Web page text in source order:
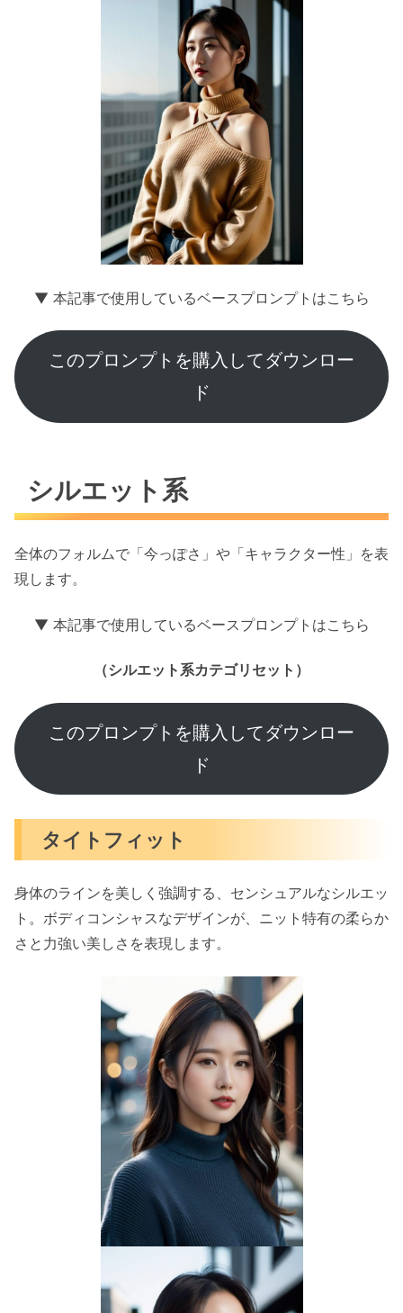
▼ 本記事で使用しているベースプロンプトはこちら
このプロンプトを購入してダウンロー
ド
シルエット系
全体のフォルムで「今っぽさ」や「キャラクター性」を表
現します。
▼ 本記事で使用しているベースプロンプトはこちら
（シルエット系カテゴリセット）
このプロンプトを購入してダウンロー
ド
タイトフィット
身体のラインを美しく強調する、センシュアルなシルエッ
ト。ボディコンシャスなデザインが、ニット特有の柔らか
さと力強い美しさを表現します。